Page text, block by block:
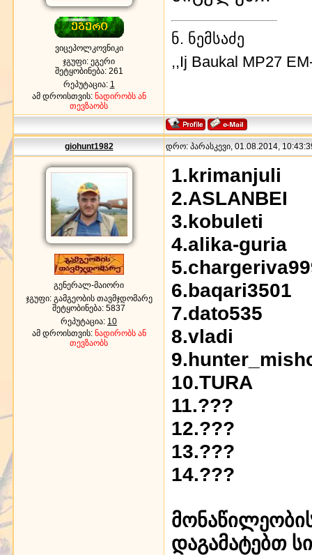
ვიცეპოლკოვნიკი
ჯგუფი: ეგერი
შეტყობინება: 261
რეპუტაცია: 1
ამ დროისთვის: ნადირობს ან
თევზაობს
ნ. ნემსაძე
,,Ij Baukal MP27
giohunt1982 დრო: პარასკევი, 01.08.2014,
გენერალ-მაიორი
ჯგუფი: გამგეობის თავმჯდომარე
შეტყობინება: 5837
რეპუტაცია: 10
ამ დროისთვის: ნადირობს ან
თევზაობს
1.krimanjuli
2.ASLANBEI
3.kobuleti
4.alika-guria
6.baqari3501
7.dato535
8.vladi
10.TURA
11.???
12.???
13.???
14.???
დაგამატებთ